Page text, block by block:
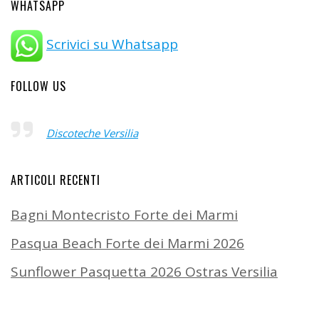
WHATSAPP
Scrivici su Whatsapp
FOLLOW US
Discoteche Versilia
ARTICOLI RECENTI
Bagni Montecristo Forte dei Marmi
Pasqua Beach Forte dei Marmi 2026
Sunflower Pasquetta 2026 Ostras Versilia